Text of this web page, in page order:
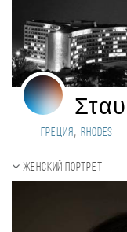
Греция, Rhodes
Женский портрет